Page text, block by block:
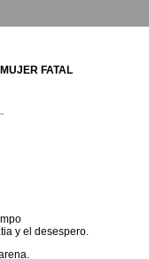
FATAL
y el desespero.